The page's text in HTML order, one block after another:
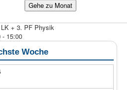
Gehe zu Monat
+ 3. PF Physik
- 15:00
Woche